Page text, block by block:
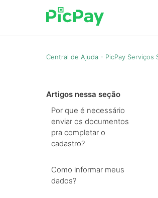
Central de Ajuda - PicPay Serviços
Artigos nessa seção
Por que é necessário
enviar os documentos
pra completar o
cadastro?
Como informar meus
dados?